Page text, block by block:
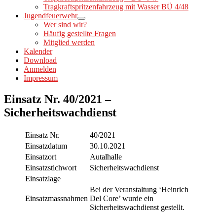
Tragkraftspritzenfahrzeug mit Wasser BÜ 4/48
Jugendfeuerwehr
Wer sind wir?
Häufig gestellte Fragen
Mitglied werden
Kalender
Download
Anmelden
Impressum
Einsatz Nr. 40/2021 –
Sicherheitswachdienst
Einsatz Nr.
40/2021
Einsatzdatum
30.10.2021
Einsatzort
Autalhalle
Einsatzstichwort
Sicherheitswachdienst
Einsatzlage
Einsatzmassnahmen
Bei der Veranstaltung ‘Heinrich
Del Core’ wurde ein
Sicherheitswachdienst gestellt.